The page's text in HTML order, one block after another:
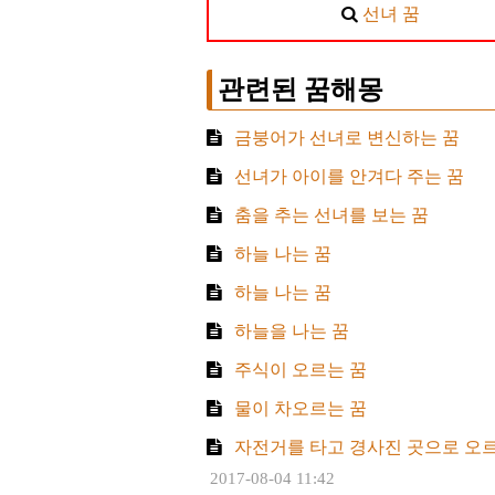
선녀 꿈
관련된 꿈해몽
금붕어가 선녀로 변신하는 꿈
선녀가 아이를 안겨다 주는 꿈
춤을 추는 선녀를 보는 꿈
하늘 나는 꿈
하늘 나는 꿈
하늘을 나는 꿈
주식이 오르는 꿈
물이 차오르는 꿈
자전거를 타고 경사진 곳으로 오
2017-08-04 11:42